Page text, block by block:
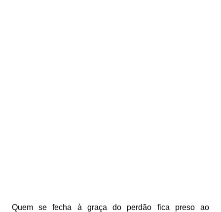
Quem se fecha à graça do perdão fica preso ao